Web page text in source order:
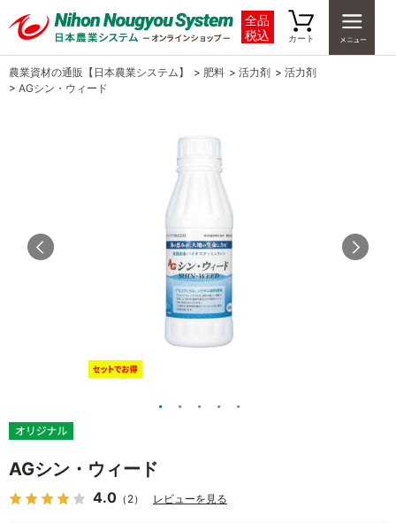
全品
税込
カート
農業資材の通販【日本農業システム】 > 肥料 > 活力剤 > 活力剤
> AGシン・ウィード
AGシン・ウィード
4.0 （2） レビューを見る